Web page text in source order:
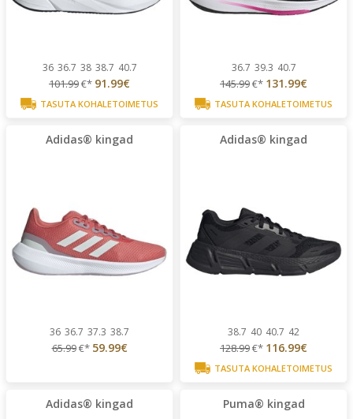
36 36.7 38 38.7 40.7
101.99€* 91.99€
TASUTA KOHALETOIMETUS
36.7 39.3 40.7
145.99€* 131.99€
TASUTA KOHALETOIMETUS
Adidas® kingad
36 36.7 37.3 38.7
65.99€* 59.99€
Adidas® kingad
38.7 40 40.7 42
128.99€* 116.99€
TASUTA KOHALETOIMETUS
Adidas® kingad Puma® kingad